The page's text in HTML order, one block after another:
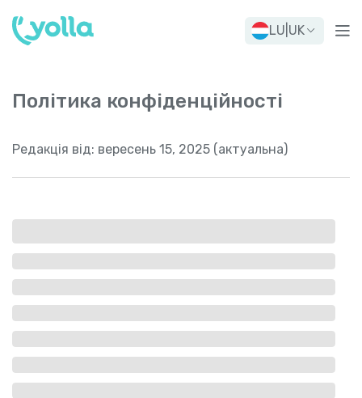
LU UK
Політика конфіденційності
Редакція від: вересень 15, 2025 (актуальна)